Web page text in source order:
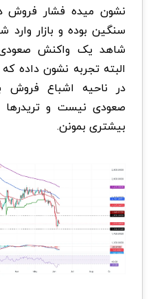
نشون میده فشار فروش
سنگین بوده و بازار
شاهد یک واکنش
البته تجربه نشون داده
در ناحیه اشباع فروش
صعودی نیست و تریدرها
بیشتری بمونن.